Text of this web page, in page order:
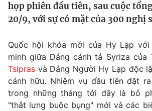
Thế giới
Thế giới đó đây
Câu chuyện quốc tế
Kinh tế
Tài chính
Thị trường
Góc doanh nghiệp
Dữ liệu và đời sống
Truyền hình
họp phiên đầu tiên, sau cuộc
20/9, với sự có mặt của 300 nghị
Quốc hội khóa mới của Hy Lạp
minh giữa Đảng cánh tả Syriza của
Tsipras và Đảng Người Hy Lạp độc
cánh hữu. Nhiệm vụ đầu tiên đặt
trong những tháng tới đây là bỏ
"thắt lưng buộc bụng" mới và các